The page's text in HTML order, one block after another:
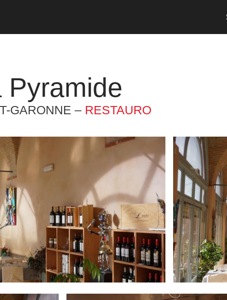
Pyramide
GARONNE – RESTAURO